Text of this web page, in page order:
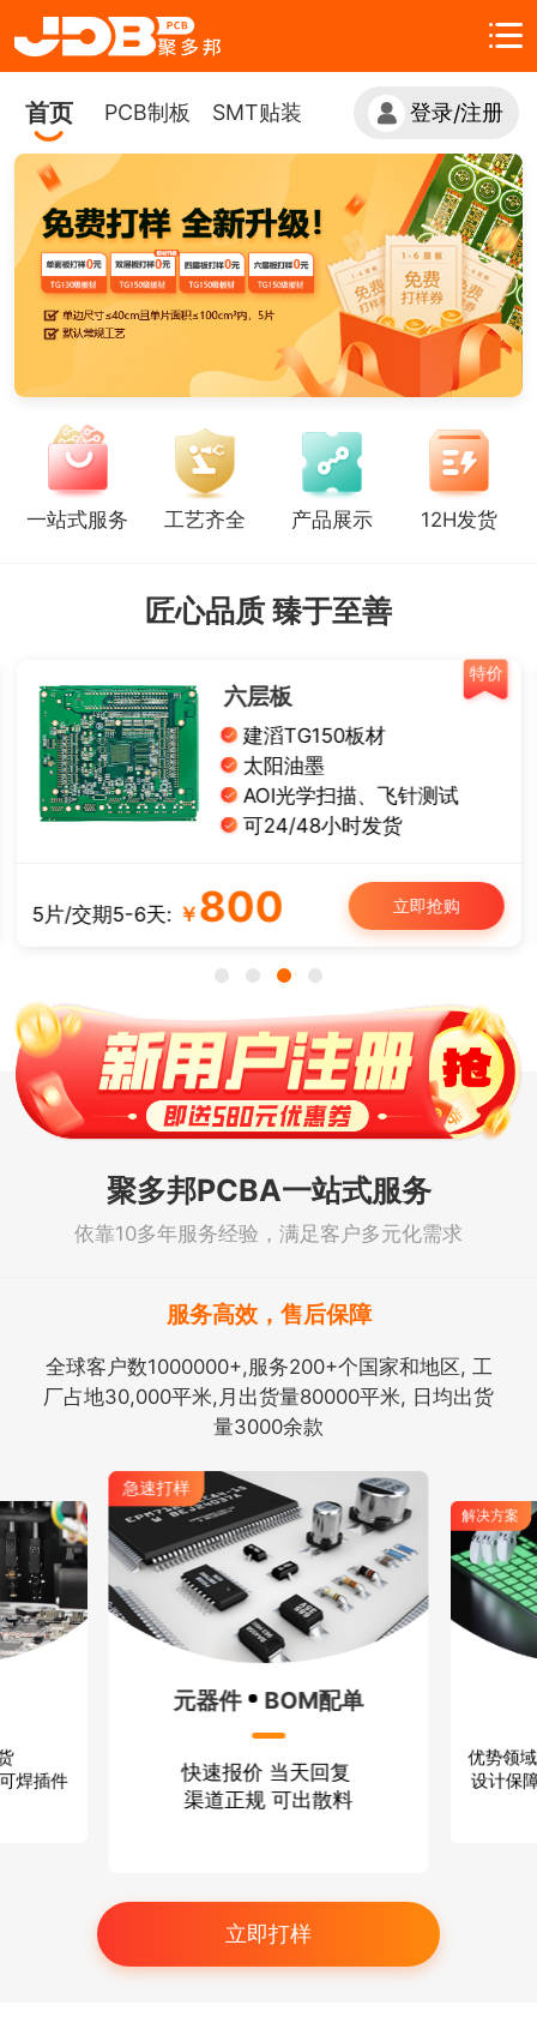
首页 PCB制板 SMT贴装 登录/注册
一站式服务 工艺齐全 产品展示 12H发货
匠心品质 臻于至善
特价
六层板
建滔TG150板材
太阳油墨
AOI光学扫描、飞针测试
可24/48小时发货
5片/交期5-6天: ￥ 800 立即抢购
聚多邦PCBA一站式服务
依靠10多年服务经验，满足客户多元化需求
服务高效，售后保障
全球客户数1000000+,服务200+个国家和地区, 工
厂占地30,000平米,月出货量80000平米, 日均出货
量3000余款
焊插件
急速打样
元器件 BOM配单
快速报价 当天回复
渠道正规 可出散料
解决方案
优势领
设计保
立即打样